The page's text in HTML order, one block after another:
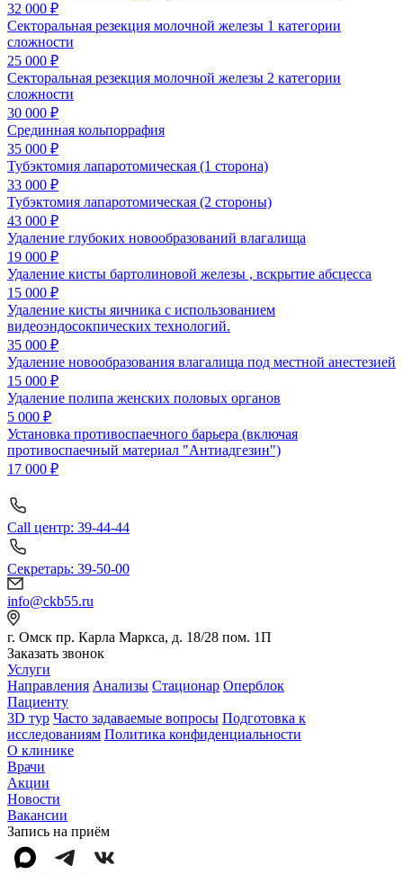
32 000 ₽
Секторальная резекция молочной железы 1 категории
сложности
25 000 ₽
Секторальная резекция молочной железы 2 категории
сложности
30 000 ₽
Срединная кольпоррафия
35 000 ₽
Тубэктомия лапаротомическая (1 сторона)
33 000 ₽
Тубэктомия лапаротомическая (2 стороны)
43 000 ₽
Удаление глубоких новообразований влагалища
19 000 ₽
Удаление кисты бартолиновой железы , вскрытие абсцесса
15 000 ₽
Удаление кисты яичника с использованием
видеоэндосокпических технологий.
35 000 ₽
Удаление новообразования влагалища под местной анестезией
15 000 ₽
Удаление полипа женских половых органов
5 000 ₽
Установка противоспаечного барьера (включая
противоспаечный материал "Антиадгезин")
17 000 ₽
Call центр: 39-44-44
Секретарь: 39-50-00
info@ckb55.ru
г. Омск пр. Карла Маркса, д. 18/28 пом. 1П
Заказать звонок
Услуги
Направления Анализы Стационар Оперблок
Пациенту
3D тур Часто задаваемые вопросы Подготовка к
исследованиям Политика конфиденциальности
О клинике
Врачи
Акции
Новости
Вакансии
Запись на приём